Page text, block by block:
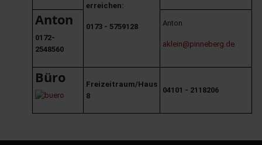
erreichen:
0173 - 5759128
Anton
0172-
2548560
Anton
aklein@pinneberg.de
Büro
Freizeitraum/Haus
8
04101 - 2118206